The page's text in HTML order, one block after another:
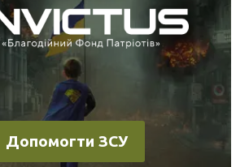
Допомогти ЗСУ